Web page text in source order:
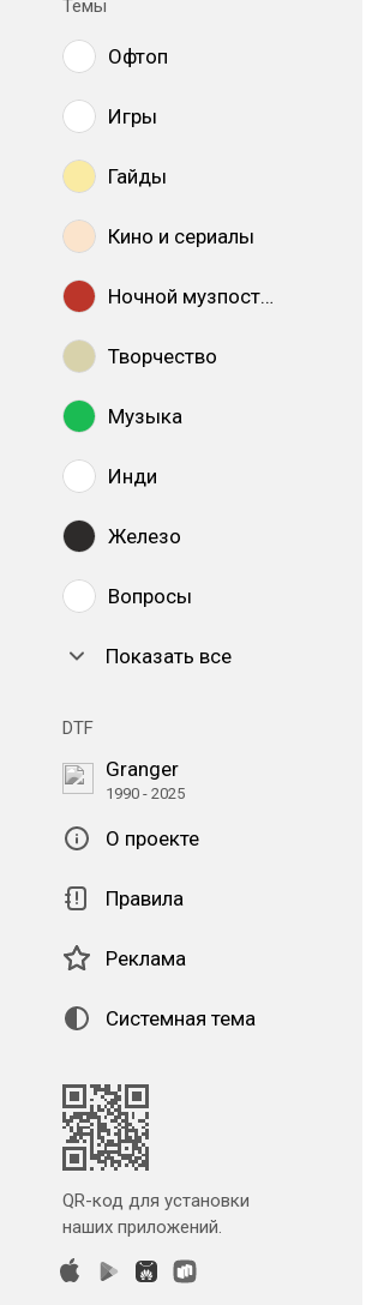
Темы
Офтоп
Игры
Гайды
Кино и сериалы
Ночной музпостинг
Творчество
Музыка
Инди
Железо
Вопросы
Показать все
DTF
Granger
1990 - 2025
О проекте
Правила
Реклама
Системная тема
QR-код для установки
наших приложений.